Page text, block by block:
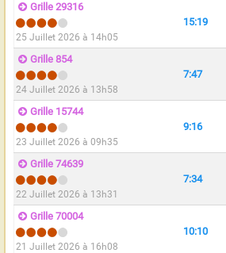
Grille 29316
25 Juillet 2026 à 14h05
15:19
Grille 854
24 Juillet 2026 à 13h58
7:47
Grille 15744
23 Juillet 2026 à 09h35
9:16
Grille 74639
22 Juillet 2026 à 13h31
7:34
Grille 70004
21 Juillet 2026 à 16h08
10:10